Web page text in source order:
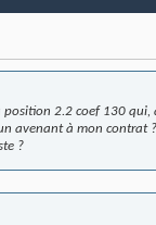
2.2 coef 130
avenant à mon contrat ?
?